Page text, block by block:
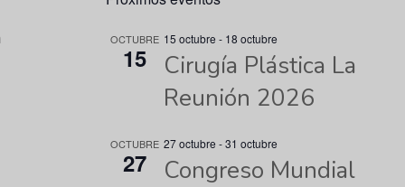
OCTUBRE
15
15 octubre - 18 octubre
Cirugía Plástica La
Reunión 2026
OCTUBRE
27
27 octubre -31 octubre
Congreso Mundial